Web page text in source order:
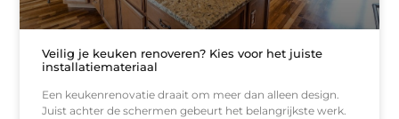
Veilig je keuken renoveren? Kies voor het juiste
installatiemateriaal
Een keukenrenovatie draait om meer dan alleen design.
Juist achter de schermen gebeurt het belangrijkste werk.